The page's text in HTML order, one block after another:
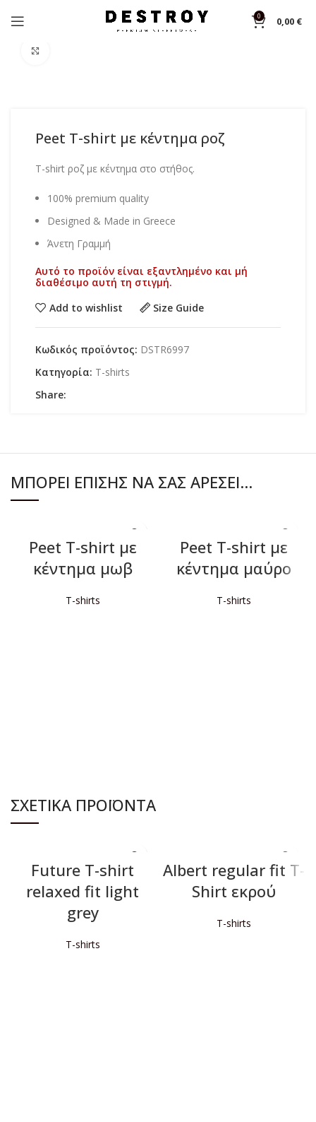
0 0,00 €
T-shirts
Peet T-shirt με κέντημα ροζ
T-shirt ροζ με κέντημα στο στήθος.
100% premium quality
Designed & Made in Greece
Άνετη Γραμμή
Αυτό το προϊόν είναι εξαντλημένο και μή
διαθέσιμο αυτή τη στιγμή.
Add to wishlist
Size Guide
Κωδικός προϊόντος: DSTR6997
Κατηγορία: T-shirts
Share:
ΜΠΟΡΕΊ ΕΠΊΣΗΣ ΝΑ ΣΑΣ ΑΡΈΣΕΙ…
Peet T-shirt με
κέντημα μωβ
T-shirts
Peet T-shirt με
κέντημα μαύρο
T-shirts
ΣΧΕΤΙΚΆ ΠΡΟΪΌΝΤΑ
Future T-shirt
relaxed fit light
grey
T-shirts
Albert regular fit T-
Shirt εκρού
T-shirts